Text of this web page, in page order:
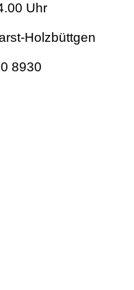
Uhr
Holzbüttgen
8930